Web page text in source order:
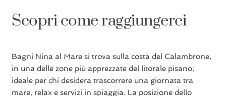
Scopri come raggiungerci
Bagni Nina al Mare si trova sulla costa del Calambrone,
in una delle zone più apprezzate del litorale pisano,
ideale per chi desidera trascorrere una giornata tra
mare, relax e servizi in spiaggia. La posizione dello